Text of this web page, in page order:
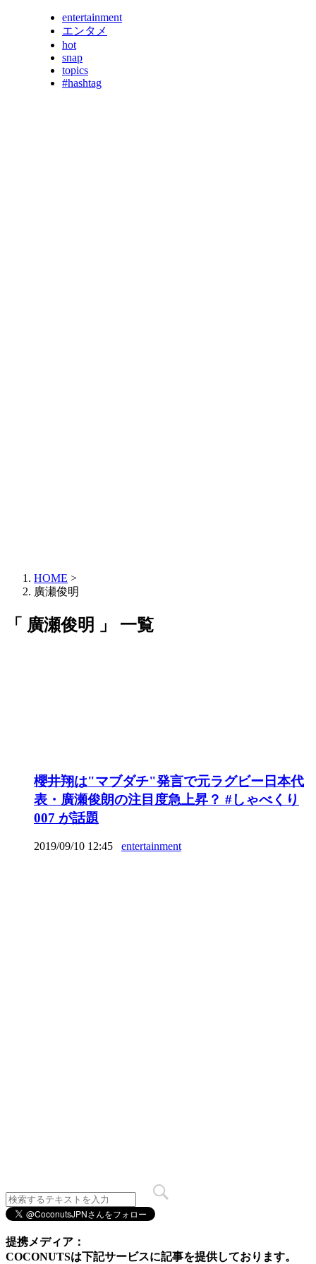
entertainment
エンタメ
hot
snap
topics
#hashtag
HOME >
廣瀬俊明
「 廣瀬俊明 」 一覧
櫻井翔は"マブダチ"発言で元ラグビー日本代
表・廣瀬俊朗の注目度急上昇？ #しゃべくり
007 が話題
2019/09/10 12:45 entertainment
提携メディア：
COCONUTSは下記サービスに記事を提供しております。